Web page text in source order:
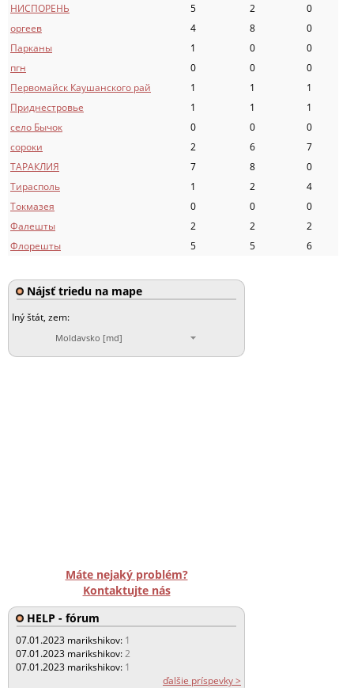
НИСПОРЕНЬ
5 2
0
оргеев
4 8
0
Парканы
1 0
0
пгн
0 0
0
Первомайск Каушанского рай
1 1
1
Приднестровье
1 1
1
село Бычок
0 0
0
сороки
2 6
7
ТАРАКЛИЯ
7 8
0
Тирасполь
1 2
4
Токмазея
0 0
0
Фалешты
2 2
2
Флорешты
5 5 6
Nájsť triedu na mape
Iný štát, zem:
Moldavsko [md]
Máte nejaký problém?
Kontaktujte nás
HELP - fórum
07.01.2023 marikshikov: 1
07.01.2023 marikshikov:2
07.01.2023 marikshikov: 1
ďalšie príspevky >